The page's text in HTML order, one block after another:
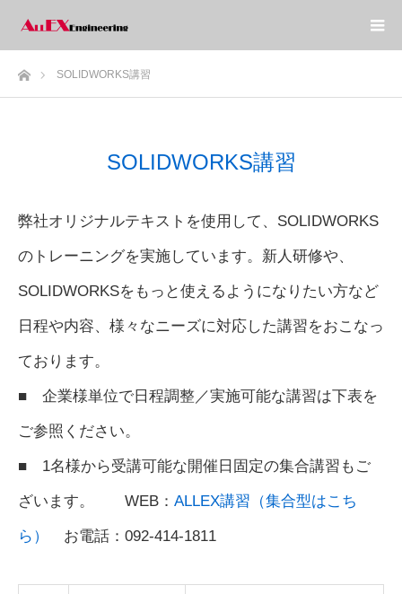
ホームSOLIDWORKS講習
SOLIDWORKS講習
弊社オリジナルテキストを使用して、SOLIDWORKS
のトレーニングを実施しています。新人研修や、
SOLIDWORKSをもっと使えるようになりたい方など
日程や内容、様々なニーズに対応した講習をおこなっ
ております。
■ 企業様単位で日程調整／実施可能な講習は下表を
ご参照ください。
■ 1名様から受講可能な開催日固定の集合講習もご
ざいます。 WEB： ALLEX講習（集合型はこち
ら） お電話：092-414-1811